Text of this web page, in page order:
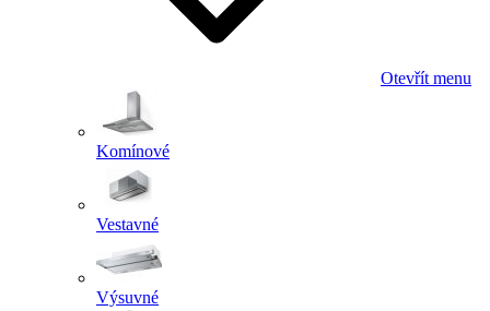
Otevřít menu
Komínové
Vestavné
Výsuvné